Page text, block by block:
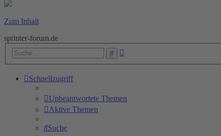
Zum Inhalt
sprinter-forum.de
Suche
Schnellzugriff
Unbeantwortete Themen
Aktive Themen
Suche